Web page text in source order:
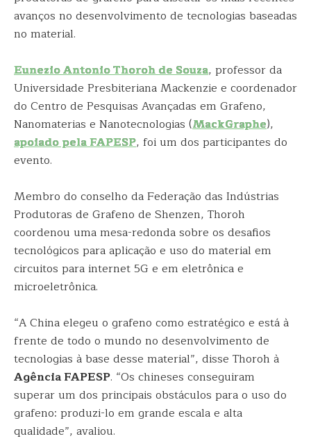
avanços no desenvolvimento de tecnologias baseadas
no material.
Eunezio Antonio Thoroh de Souza, professor da
Universidade Presbiteriana Mackenzie e coordenador
do Centro de Pesquisas Avançadas em Grafeno,
Nanomaterias e Nanotecnologias (MackGraphe),
apoiado pela FAPESP, foi um dos participantes do
evento.
Membro do conselho da Federação das Indústrias
Produtoras de Grafeno de Shenzen, Thoroh
coordenou uma mesa-redonda sobre os desafios
tecnológicos para aplicação e uso do material em
circuitos para internet 5G e em eletrônica e
microeletrônica.
“A China elegeu o grafeno como estratégico e está à
frente de todo o mundo no desenvolvimento de
tecnologias à base desse material”, disse Thoroh à
Agência FAPESP. “Os chineses conseguiram
superar um dos principais obstáculos para o uso do
grafeno: produzi-lo em grande escala e alta
qualidade”, avaliou.